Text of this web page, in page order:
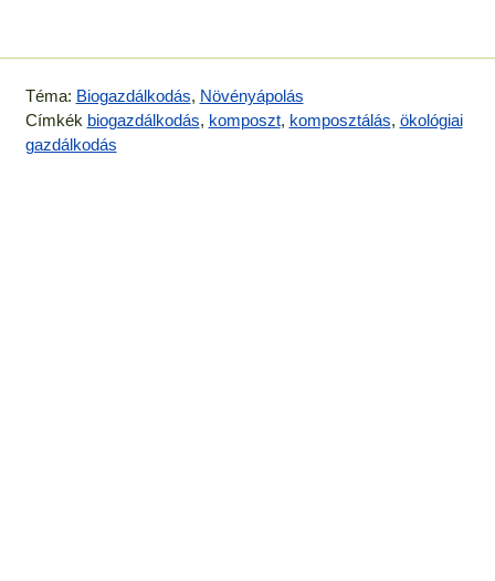
Téma: Biogazdálkodás, Növényápolás
Címkék biogazdálkodás, komposzt, komposztálás, ökológiai
gazdálkodás